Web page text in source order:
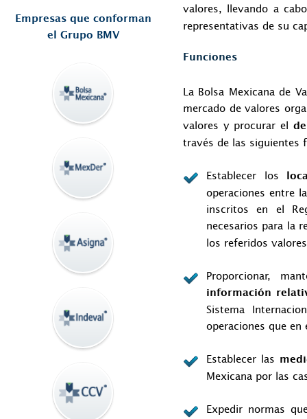
Empresas que conforman
el Grupo BMV
valores, llevando a
representativas de su
Funciones
La Bolsa Mexicana de
mercado de valores
valores y procurar el
través de las siguientes
Establecer los
operaciones entre
inscritos en el
necesarios para la
los referidos
Proporcionar,
información
Sistema
operaciones que en
Establecer las
Mexicana por las
Expedir normas